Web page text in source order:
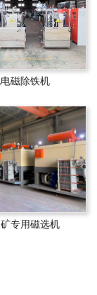
磁除铁机
专用磁选机